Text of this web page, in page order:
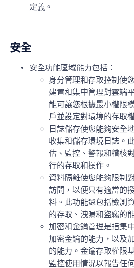
定義。
安全
安全功能區域能力包括：
身分管理和存取控制 使
建置和集中管理對雲端
能可讓您根據最小權限
戶並設定對環境的存取
日誌儲存使您能夠安全
收集和儲存環境日誌。
估、監控、警報和稽核
行的存取和操作。
資料隔離使您能夠限制
訪問，以便只有適當的
料。此功能還包括檢測
的存取、洩漏和盜竊的
加密和金鑰管理是指集
加密金鑰的能力，以及
的能力。金鑰存取權限
監控使用情況以報告任